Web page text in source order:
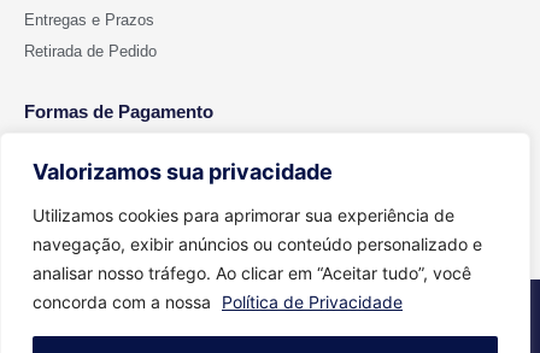
Valorizamos sua privacidade
Utilizamos cookies para aprimorar sua experiência de
navegação, exibir anúncios ou conteúdo personalizado e
analisar nosso tráfego. Ao clicar em “Aceitar tudo”, você
concorda com a nossa
Política de Privacidade
Entregas e Prazos
Retirada de Pedido
Formas de Pagamento
2026 © Todos os direitos reservados - Cut Color | CNPJ 15.699.612/0001-